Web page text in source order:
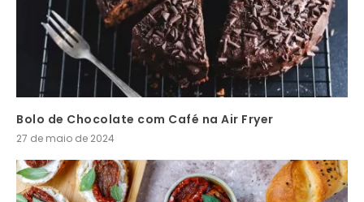
Bolo de Chocolate com Café na Air Fryer
27 de maio de 2024